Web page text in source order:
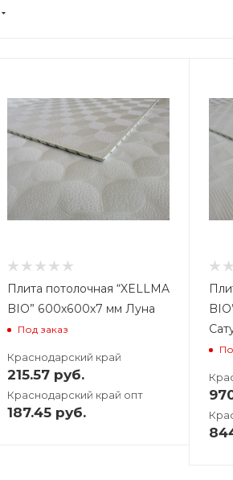
Плита потолочная “XELLMA
BIO” 600х600х7 мм Луна
Под заказ
Краснодарский край
215.57руб.
Краснодарский край опт
187.45руб.